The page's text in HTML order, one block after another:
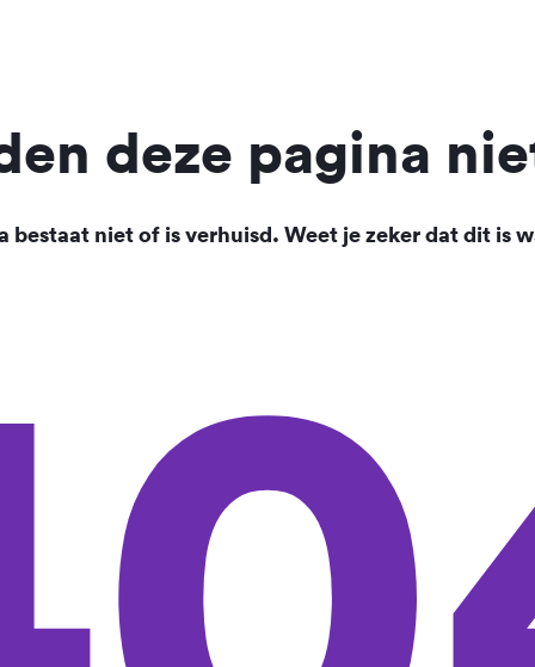
deze pagina
bestaat niet of is verhuisd. Weet je zeker dat dit is